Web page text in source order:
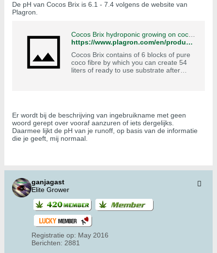
De pH van Cocos Brix is 6.1 - 7.4 volgens de website van
Plagron.
https://www.plagron.com/en/products/cocos-brix
Cocos Brix contains of 6 blocks of pure
coco fibre by which you can create 54
liters of ready to use substrate after
Er wordt bij de beschrijving van ingebruikname met geen
woord gerept over vooraf aanzuren of iets dergelijks.
Daarmee lijkt de pH van je runoff, op basis van de informatie
die je geeft, mij normaal.
ganjagast
Elite Grower
Registratie op: May 2016
Berichten: 2881